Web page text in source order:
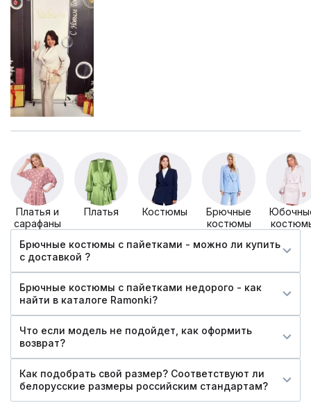
Платья и
сарафаны
Платья Костюмы
Брючные
костюмы
Брючные костюмы с пайетками - можно ли купить
c доставкой ?
Брючные костюмы с пайетками недорого - как
найти в каталоге Ramonki?
Что если модель не подойдет, как оформить
возврат?
Как подобрать свой размер? Соответствуют ли
белорусские размеры российским стандартам?